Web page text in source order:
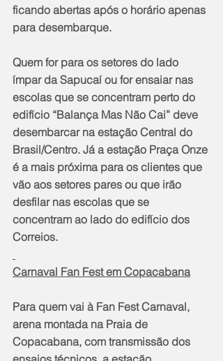
ficando abertas após o horário apenas
para desembarque.
Quem for para os setores do lado
ímpar da Sapucaí ou for ensaiar nas
escolas que se concentram perto do
edifício “Balança Mas Não Cai” deve
desembarcar na estação Central do
Brasil/Centro. Já a estação Praça Onze
é a mais próxima para os clientes que
vão aos setores pares ou que irão
desfilar nas escolas que se
concentram ao lado do edifício dos
Correios.
Carnaval Fan Fest em Copacabana
Para quem vai à Fan Fest Carnaval,
arena montada na Praia de
Copacabana, com transmissão dos